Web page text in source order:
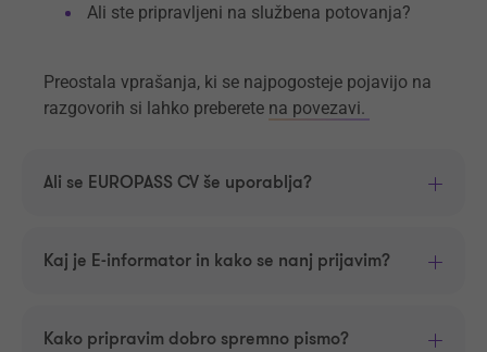
Ali ste pripravljeni na službena potovanja?
Preostala vprašanja, ki se najpogosteje pojavijo na
razgovorih si lahko preberete na povezavi.
Ali se EUROPASS CV še uporablja?
Kaj je E-informator in kako se nanj prijavim?
Kako pripravim dobro spremno pismo?